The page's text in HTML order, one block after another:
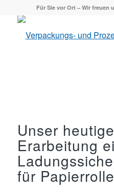
Für Sie vor Ort – Wir freuen
Unser
Erarbeitung
für